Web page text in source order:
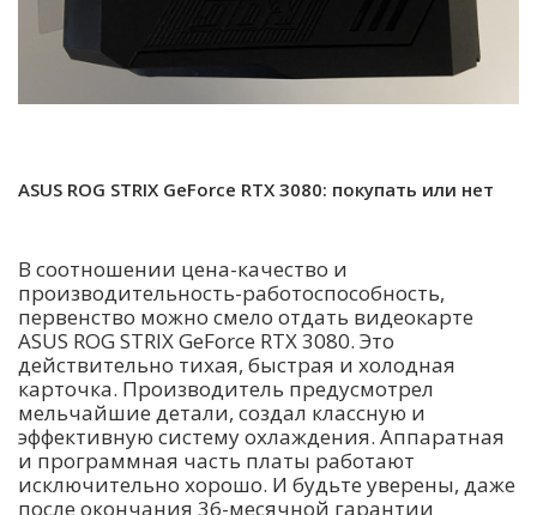
ASUS ROG STRIX GeForce RTX 3080: покупать или нет
В соотношении цена-качество и
производительность-работоспособность,
первенство можно смело отдать видеокарте
ASUS ROG STRIX GeForce RTX 3080. Это
действительно тихая, быстрая и холодная
карточка. Производитель предусмотрел
мельчайшие детали, создал классную и
эффективную систему охлаждения. Аппаратная
и программная часть платы работают
исключительно хорошо. И будьте уверены, даже
после окончания 36-месячной гарантии